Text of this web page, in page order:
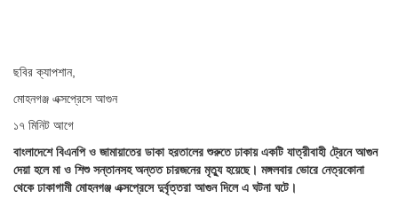
ছবির ক্যাপশান,
মোহনগঞ্জ এক্সপ্রেসে আগুন
১৭ মিনিট আগে
বাংলাদেশে বিএনপি ও জামায়াতের ডাকা হরতালের শুরুতে ঢাকায় একটি যাত্রীবাহী ট্রেনে আগুন
দেয়া হলে মা ও শিশু সন্তানসহ অন্তত চারজনের মৃত্যু হয়েছে। মঙ্গলবার ভোরে নেত্রকোনা
থেকে ঢাকাগামী মোহনগঞ্জ এক্সপ্রেসে দুর্বৃত্তরা আগুন দিলে এ ঘটনা ঘটে।